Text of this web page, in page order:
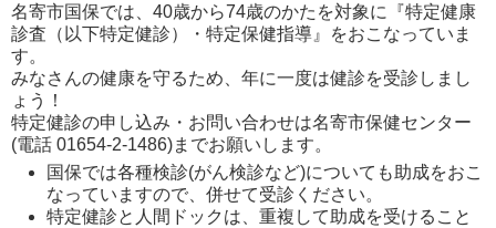
名寄市国保では、40歳から74歳のかたを対象に『特定健康
診査（以下特定健診）・特定保健指導』をおこなっていま
す。
みなさんの健康を守るため、年に一度は健診を受診しまし
ょう！
特定健診の申し込み・お問い合わせは名寄市保健センター
(電話 01654-2-1486)までお願いします。
国保では各種検診(がん検診など)についても助成をおこ
なっていますので、併せて受診ください。
特定健診と人間ドックは、重複して助成を受けること